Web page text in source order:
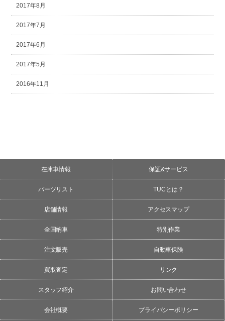
2017年8月
2017年7月
2017年6月
2017年5月
2016年11月
在庫車情報 保証&サービス
パーツリスト TUCとは？
店舗情報 アクセスマップ
全国納車 特別作業
注文販売 自動車保険
買取査定 リンク
スタッフ紹介 お問い合わせ
会社概要 プライバシーポリシー